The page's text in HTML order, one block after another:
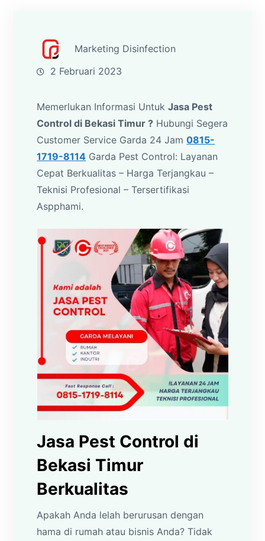
Marketing Disinfection
2 Februari 2023
Memerlukan Informasi UntukJasa Pest
Control di Bekasi Timur ? Hubungi Segera
Customer Service Garda 24 Jam0815-
1719-8114 Garda Pest Control: Layanan
Cepat Berkualitas – Harga Terjangkau –
Teknisi Profesional – Tersertifikasi
Aspphami.
Jasa Pest Control di
Bekasi Timur
Berkualitas
Apakah Anda lelah berurusan dengan
hama di rumah atau bisnis Anda? Tidak